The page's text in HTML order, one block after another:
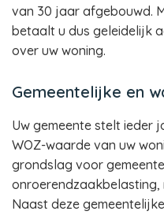
van 30 jaar afgebouwd.
betaalt u dus geleidelijk
over uw woning.
Gemeentelijke en
Uw gemeente stelt ieder
WOZ-waarde van uw
grondslag voor
onroerendzaakbelasting,
Naast deze